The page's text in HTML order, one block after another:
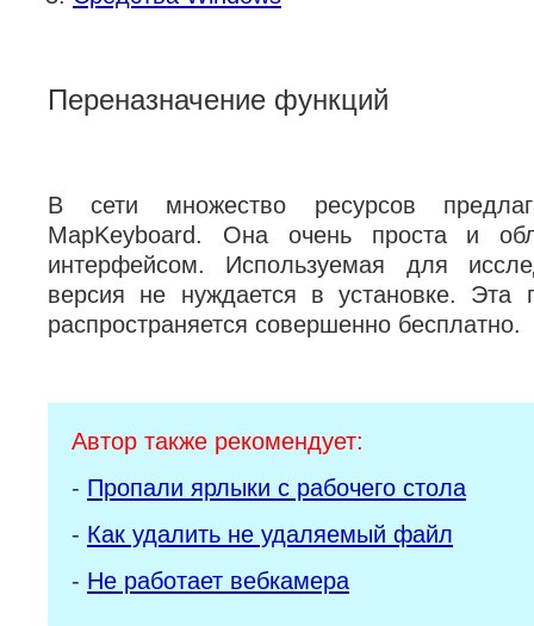
Переназначение функций
В сети множество ресурсов
MapKeyboard. Она очень проста и
интерфейсом. Используемая для
версия не нуждается в установке. Эта
распространяется совершенно бесплатно.
Автор также рекомендует:
- Пропали ярлыки с рабочего стола
- Как удалить не удаляемый файл
- Не работает вебкамера